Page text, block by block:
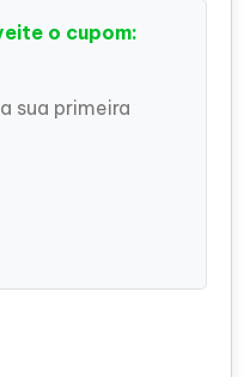
o cupom:
sua primeira